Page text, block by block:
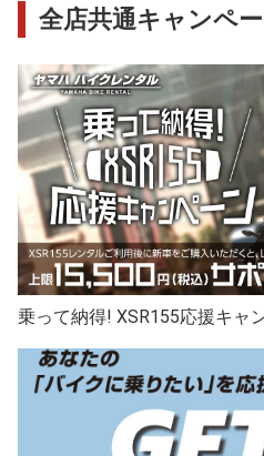
全店共通キャンペ
乗って納得! XSR155応援キャ